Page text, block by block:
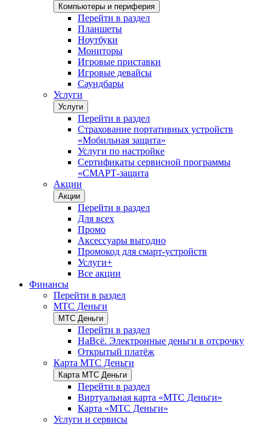
Компьютеры и периферия
Перейти в раздел
Планшеты
Ноутбуки
Мониторы
Игровые приставки
Игровые девайсы
Саундбары
Услуги
Услуги
Перейти в раздел
Страхование портативных устройств
«Мобильная защита»
Услуги по настройке
Сертификаты сервисной программы
«СМАРТ-защита
Акции
Акции
Перейти в раздел
Для всех
Промо
Аксессуары выгодно
Промокод для смарт-устройств
Услуги+
Все акции
Финансы
Перейти в раздел
МТС Деньги
МТС Деньги
Перейти в раздел
НаВсё. Электронные деньги в отсрочку
Открытый платёж
Карта МТС Деньги
Карта МТС Деньги
Перейти в раздел
Виртуальная карта «МТС Деньги»
Карта «МТС Деньги»
Услуги и сервисы